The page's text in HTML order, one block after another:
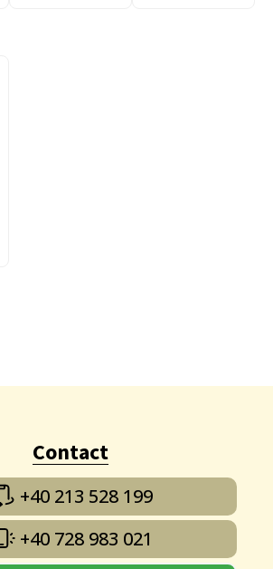
Contact
+40 213 528 199
+40 728 983 021